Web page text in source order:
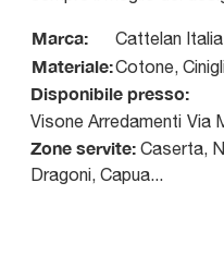
Marca: Cattelan Italia
Materiale:Cotone,
Disponibile presso:
Visone Arredamenti Via
Zone servite: Caserta,
Dragoni, Capua...